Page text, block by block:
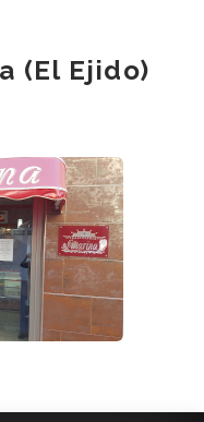
(El Ejido)